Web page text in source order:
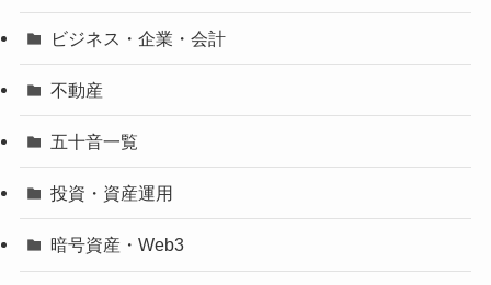
ビジネス・企業・会計
不動産
五十音一覧
投資・資産運用
暗号資産・Web3